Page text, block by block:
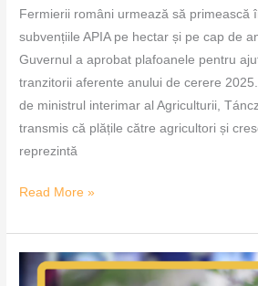
Fermierii români urmează să primească
subvențiile APIA pe hectar și pe cap de
Guvernul a aprobat plafoanele pentru
tranzitorii aferente anului de cerere
de ministrul interimar al Agriculturii,
transmis că plățile către agricultori și
reprezintă
Read More »
Răsaduri